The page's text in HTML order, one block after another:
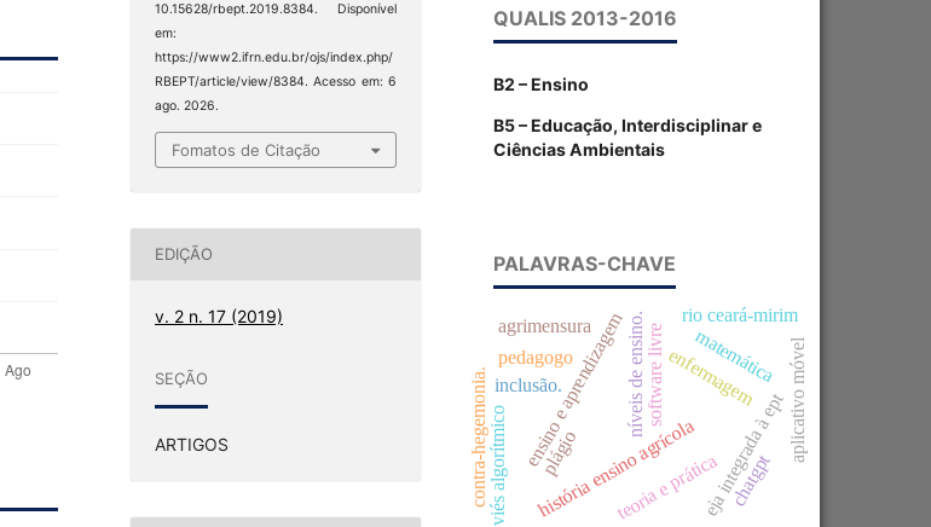
10.15628/rbept.2019.8384. Disponível
em:
https://www2.ifrn.edu.br/ojs/index.php/
RBEPT/article/view/8384. Acesso em: 6
ago. 2026.
Fomatos de Citação
EDIÇÃO
v. 2 n. 17 (2019)
SEÇÃO
ARTIGOS
QUALIS 2013-2016
B2 – Ensino
B5 – Educação, Interdisciplinar e
Ciências Ambientais
PALAVRAS-CHAVE
história ensino agrícola
plágio
software livre
ensino e aprendizagem
teoria e prática
pedagogo
inclusão.
eja integrada à ept
viés algorítmico
matemática
chatgpt
enfermagem aplicativo móvel
agrimensura
contra-hegemonia.
rio ceará-mirim
níveis de ensino.